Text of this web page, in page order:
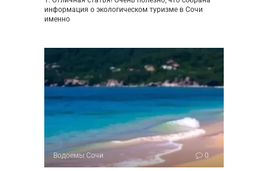
информация о экологическом туризме в Сочи
именно
Водоемы Сочи 0